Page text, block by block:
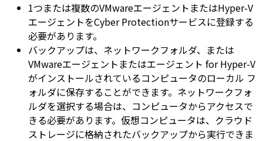
1つまたは複数のVMwareエージェントまたはHyper-V
エージェントをCyber Protectionサービスに登録する
必要があります。
バックアップは、ネットワークフォルダ、または
VMwareエージェントまたはエージェント for Hyper-V
がインストールされているコンピュータのローカル フ
ォルダに保存することができます。ネットワークフォ
ルダを選択する場合は、コンピュータからアクセスで
きる必要があります。仮想コンピュータは、クラウド
ストレージに格納されたバックアップから実行できま